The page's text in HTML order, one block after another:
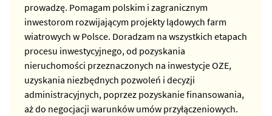
prowadzę. Pomagam polskim i zagranicznym
inwestorom rozwijającym projekty lądowych farm
wiatrowych w Polsce. Doradzam na wszystkich etapach
procesu inwestycyjnego, od pozyskania
nieruchomości przeznaczonych na inwestycje OZE,
uzyskania niezbędnych pozwoleń i decyzji
administracyjnych, poprzez pozyskanie finansowania,
aż do negocjacji warunków umów przyłączeniowych.